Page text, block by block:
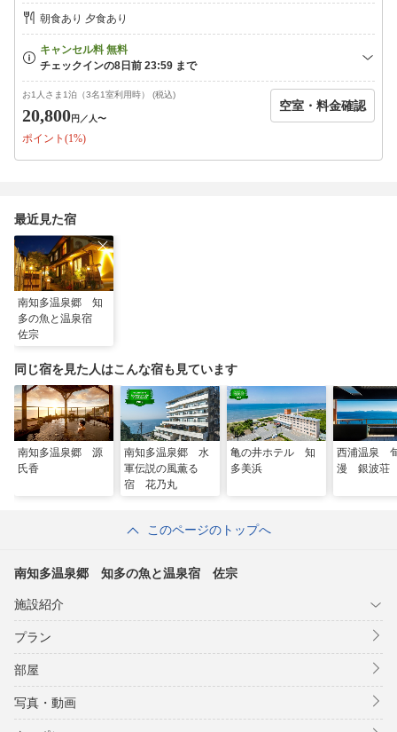
【小学生】ミニ懐石 【幼児】お子様プレートをご用意いたしま
ご要望がございましたら事前にご連絡くださいませ。
■ご朝食■
『焚きたて釜飯』をはじめ、旬の干物や地物のシラスなど、
知多の食材を使用した和朝食をご用意いたします。
■温泉
地下 1300m から湧き上がる、黄土色で塩気のある南知多温泉郷・
■ご案内
※別途入湯税 150 円を頂戴いたします。
※中学生以上は大人料金となります。
※お子様はアメニティー・浴衣・タオルは付きません。
※現地でのお支払いは、現金またはカードをご利用いただけま
す。
朝食あり 夕食あり
お1人さま1泊（3名1室利用時） (税込)
20,800円 ／人〜
ポイント(1%)
空室・料金確認
最近見た宿
南知多温泉郷 知
多の魚と温泉宿
佐宗
同じ宿を見た人はこんな宿も見ています
南知多温泉郷 源
氏香
南知多温泉郷 水
軍伝説の風薫る
宿 花乃丸
亀の井ホテル 知
多美浜
西浦温泉
漫 銀波荘
このページのトップへ
南知多温泉郷 知多の魚と温泉宿 佐宗
施設紹介
プラン
部屋
写真・動画